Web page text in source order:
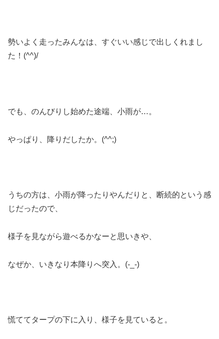
勢いよく走ったみんなは、すぐいい感じで出しくれまし
た！(^^)/
でも、のんびりし始めた途端、小雨が…。
やっぱり、降りだしたか。(^^;)
うちの方は、小雨が降ったりやんだりと、断続的という感
じだったので、
様子を見ながら遊べるかなーと思いきや、
なぜか、いきなり本降りへ突入。(-_-)
慌ててタープの下に入り、様子を見ていると。